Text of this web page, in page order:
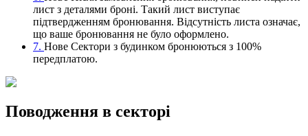
лист з деталями броні. Такий лист виступає
підтвердженням бронювання. Відсутність листа означає,
що ваше бронювання не було оформлено.
7. Нове Сектори з будинком бронюються з 100%
передплатою.
Поводження в секторі